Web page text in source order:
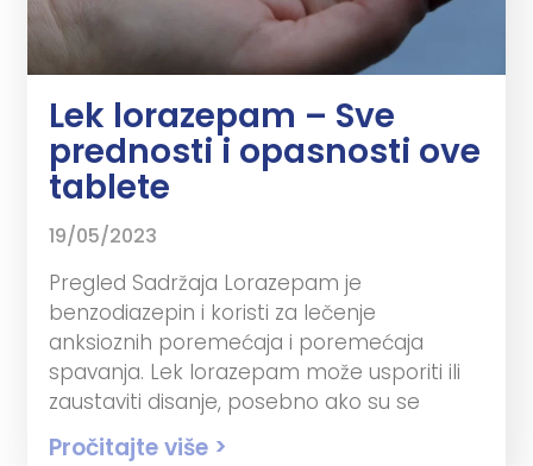
Lek lorazepam – Sve
prednosti i opasnosti ove
tablete
19/05/2023
Pregled Sadržaja Lorazepam je
benzodiazepin i koristi za lečenje
anksioznih poremećaja i poremećaja
spavanja. Lek lorazepam može usporiti ili
zaustaviti disanje, posebno ako su se
Pročitajte više >